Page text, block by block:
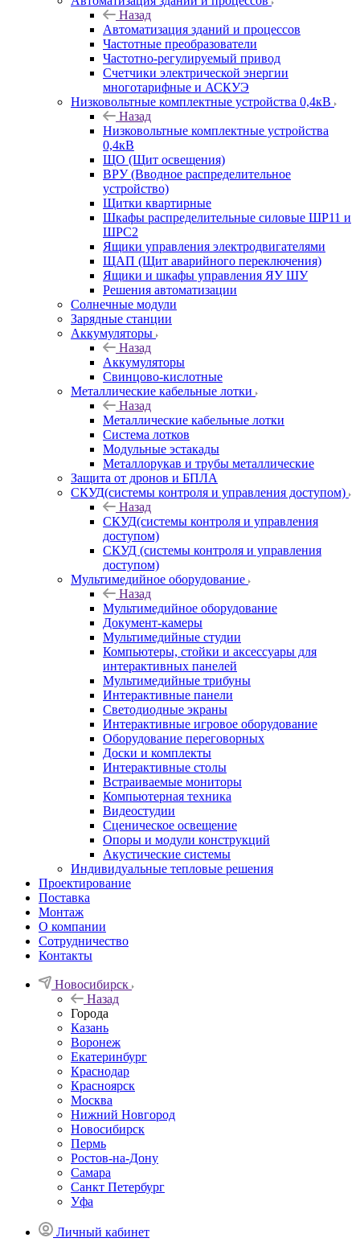
Назад
Автоматизация зданий и процессов
Частотные преобразователи
Частотно-регулируемый привод
Счетчики электрической энергии
многотарифные и АСКУЭ
Низковольтные комплектные устройства 0,4кВ
Назад
Низковольтные комплектные устройства
0,4кВ
ЩО (Щит освещения)
ВРУ (Вводное распределительное
устройство)
Щитки квартирные
Шкафы распределительные силовые ШР11 и
ШРС2
Ящики управления электродвигателями
ЩАП (Щит аварийного переключения)
Ящики и шкафы управления ЯУ ШУ
Решения автоматизации
Солнечные модули
Зарядные станции
Аккумуляторы
Назад
Аккумуляторы
Свинцово-кислотные
Металлические кабельные лотки
Назад
Металлические кабельные лотки
Система лотков
Модульные эстакады
Металлорукав и трубы металлические
Защита от дронов и БПЛА
СКУД(системы контроля и управления доступом)
Назад
СКУД(системы контроля и управления
доступом)
СКУД (системы контроля и управления
доступом)
Мультимедийное оборудование
Назад
Мультимедийное оборудование
Документ-камеры
Мультимедийные студии
Компьютеры, стойки и аксессуары для
интерактивных панелей
Мультимедийные трибуны
Интерактивные панели
Светодиодные экраны
Интерактивные игровое оборудование
Оборудование переговорных
Доски и комплекты
Интерактивные столы
Встраиваемые мониторы
Компьютерная техника
Видеостудии
Cценическое освещение
Опоры и модули конструкций
Акустические системы
Индивидуальные тепловые решения
Проектирование
Поставка
Монтаж
О компании
Сотрудничество
Контакты
Новосибирск
Назад
Города
Казань
Воронеж
Екатеринбург
Краснодар
Красноярск
Москва
Нижний Новгород
Новосибирск
Пермь
Ростов-на-Дону
Самара
Санкт Петербург
Уфа
Личный кабинет